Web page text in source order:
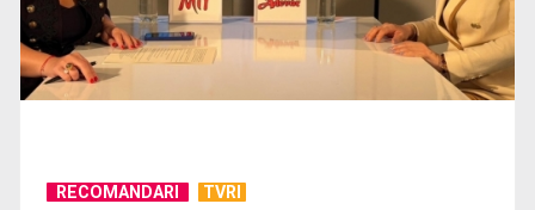
societăți în care ...
RECOMANDARI TVRI